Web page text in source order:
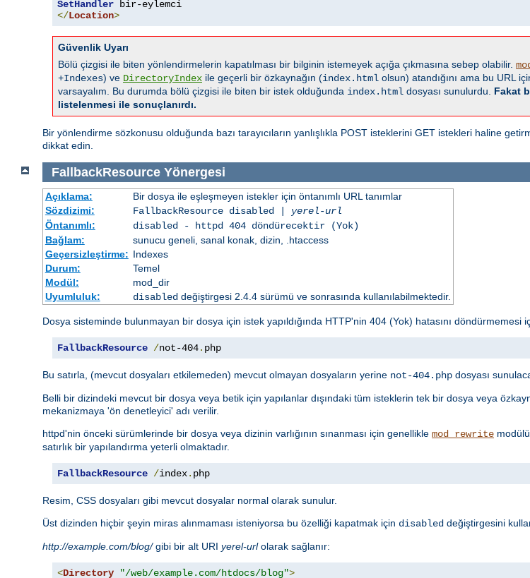
SetHandler bir-eylemci
</Location>
Güvenlik Uyarı
Bölü çizgisi ile biten yönlendirmelerin kapatılması bir bilginin istemeyek açığa çıkmasına sebep olabilir.
+Indexes) ve DirectoryIndex ile geçerli bir özkaynağın (index.html olsun) atandığını ama bu URL
varsayalım. Bu durumda bölü çizgisi ile biten bir istek olduğunda index.html dosyası sunulurdu. Fakat
listelenmesi ile sonuçlanırdı.
Bir yönlendirme sözkonusu olduğunda bazı tarayıcıların yanlışlıkla POST isteklerini GET istekleri haline
dikkat edin.
FallbackResource Yönergesi
Açıklama:
Bir dosya ile eşleşmeyen istekler için öntanımlı URL tanımlar
Sözdizimi:
FallbackResource disabled | yerel-url
Öntanımlı:
disabled - httpd 404 döndürecektir (Yok)
Bağlam:
sunucu geneli, sanal konak, dizin, .htaccess
Geçersizleştirme: Indexes
Durum:
Temel
Modül:
mod_dir
Uyumluluk:
disableddeğiştirgesi 2.4.4 sürümü ve sonrasında kullanılabilmektedir.
Dosya sisteminde bulunmayan bir dosya için istek yapıldığında HTTP'nin 404 (Yok) hatasını döndürmemesi
FallbackResource /not-404. php
Bu satırla, (mevcut dosyaları etkilemeden) mevcut olmayan dosyaların yerine not-404.php dosyası
Belli bir dizindeki mevcut bir dosya veya betik için yapılanlar dışındaki tüm isteklerin tek bir dosya veya
mekanizmaya 'ön denetleyici' adı verilir.
httpd'nin önceki sürümlerinde bir dosya veya dizinin varlığının sınanması için genellikle mod_rewrite
satırlık bir yapılandırma yeterli olmaktadır.
FallbackResource /index. php
Resim, CSS dosyaları gibi mevcut dosyalar normal olarak sunulur.
Üst dizinden hiçbir şeyin miras alınmaması isteniyorsa bu özelliği kapatmak için disabled değiştirgesini
http://example.com/blog/gibi bir alt URI yerel-urlolarak sağlanır:
<Directory "/web/example.com/htdocs/blog">